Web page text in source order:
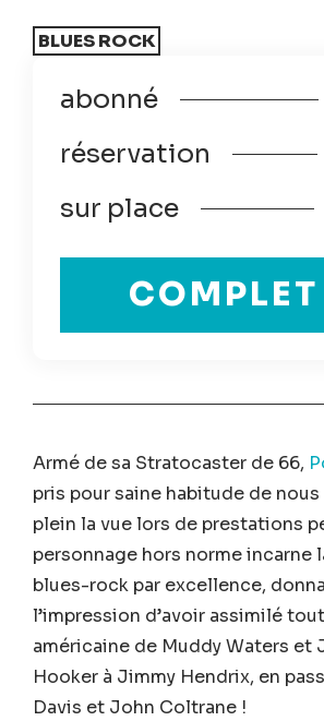
BLUES ROCK
abonné
réservation
sur place
COMPLET
Armé de sa Stratocaster de 66,
pris pour saine habitude de
plein la vue lors de prestations
personnage hors norme incarne
blues-rock par excellence,
l’impression d’avoir assimilé
américaine de Muddy Waters et
Hooker à Jimmy Hendrix, en
Davis et John Coltrane !